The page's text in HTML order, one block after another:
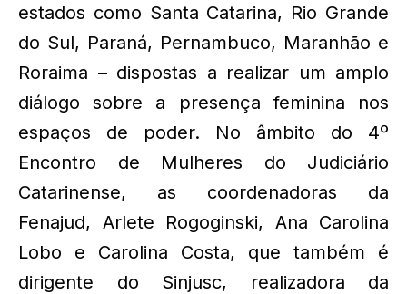
estados como Santa Catarina, Rio Grande
do Sul, Paraná, Pernambuco, Maranhão e
Roraima – dispostas a realizar um amplo
diálogo sobre a presença feminina nos
espaços de poder. No âmbito do 4º
Encontro de Mulheres do Judiciário
Catarinense, as coordenadoras da
Fenajud, Arlete Rogoginski, Ana Carolina
Lobo e Carolina Costa, que também é
dirigente do Sinjusc, realizadora da